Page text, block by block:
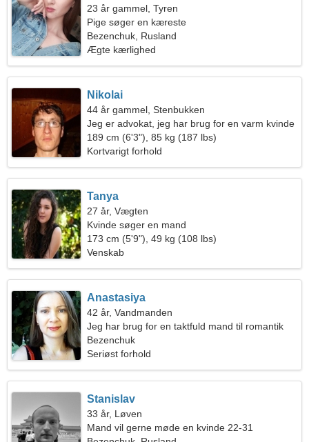
23 år gammel, Tyren
Pige søger en kæreste
Bezenchuk, Rusland
Ægte kærlighed
Nikolai
44 år gammel, Stenbukken
Jeg er advokat, jeg har brug for en varm kvinde
189 cm (6'3"), 85 kg (187 lbs)
Kortvarigt forhold
Tanya
27 år, Vægten
Kvinde søger en mand
173 cm (5'9"), 49 kg (108 lbs)
Venskab
Anastasiya
42 år, Vandmanden
Jeg har brug for en taktfuld mand til romantik
Bezenchuk
Seriøst forhold
Stanislav
33 år, Løven
Mand vil gerne møde en kvinde 22-31